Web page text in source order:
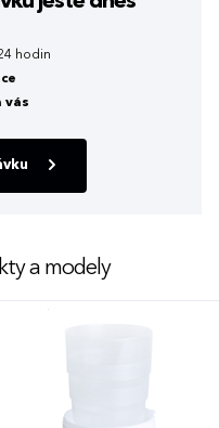
hodin
vás
a modely